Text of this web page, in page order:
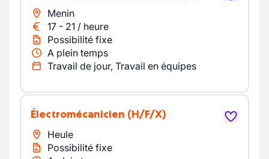
Menin
17 - 21 / heure
Possibilité fixe
A plein temps
Travail de jour, Travail en équipes
Électromécanicien (H/F/X)
Heule
Possibilité fixe